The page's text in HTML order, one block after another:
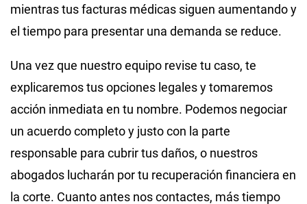
mientras tus facturas médicas siguen aumentando y
el tiempo para presentar una demanda se reduce.
Una vez que nuestro equipo revise tu caso, te
explicaremos tus opciones legales y tomaremos
acción inmediata en tu nombre. Podemos negociar
un acuerdo completo y justo con la parte
responsable para cubrir tus daños, o nuestros
abogados lucharán por tu recuperación financiera en
la corte. Cuanto antes nos contactes, más tiempo